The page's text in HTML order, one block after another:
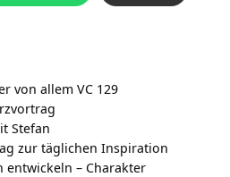
von allem VC 129
Stefan
zur täglichen Inspiration
entwickeln – Charakter